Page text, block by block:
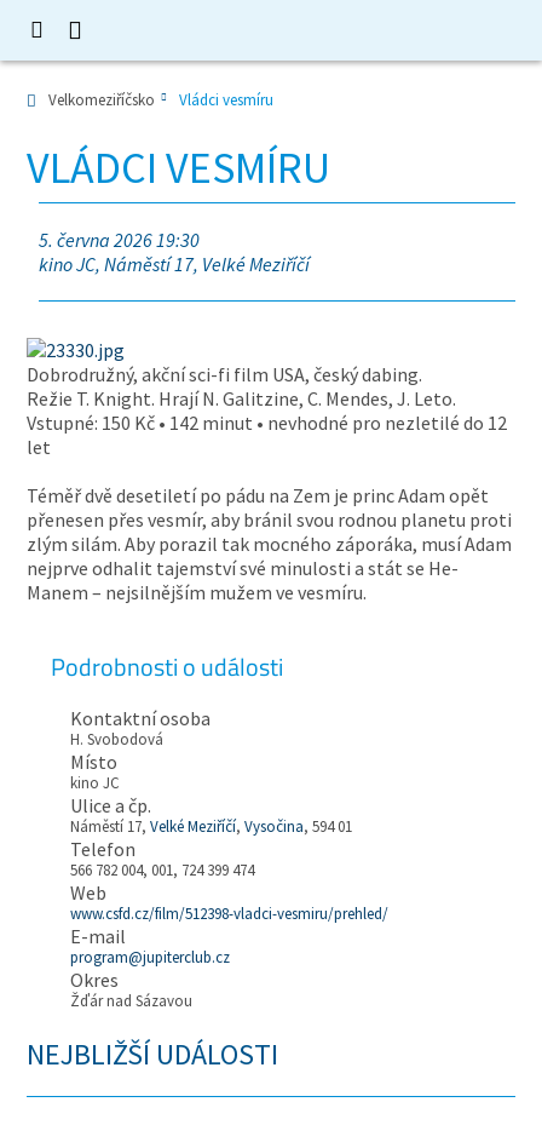
Velkomeziříčsko Vládci vesmíru
VLÁDCI VESMÍRU
5. června 2026 19:30
kino JC, Náměstí 17, Velké Meziříčí
Dobrodružný, akční sci-fi film USA, český dabing.
Režie T. Knight. Hrají N. Galitzine, C. Mendes, J. Leto.
Vstupné: 150 Kč • 142 minut • nevhodné pro nezletilé do 12
let
Téměř dvě desetiletí po pádu na Zem je princ Adam opět
přenesen přes vesmír, aby bránil svou rodnou planetu proti
zlým silám. Aby porazil tak mocného záporáka, musí Adam
nejprve odhalit tajemství své minulosti a stát se He-
Manem – nejsilnějším mužem ve vesmíru.
Podrobnosti o události
Kontaktní osoba
H. Svobodová
Místo
kino JC
Ulice a čp.
Náměstí 17,Velké Meziříčí,Vysočina, 594 01
Telefon
566 782 004, 001, 724 399 474
Web
www.csfd.cz/film/512398-vladci-vesmiru/prehled/
E-mail
program@jupiterclub.cz
Okres
Žďár nad Sázavou
NEJBLIŽŠÍ UDÁLOSTI